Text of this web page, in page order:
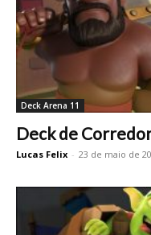
Deck Arena 11
Deck de
Lucas Felix - 23 de maio de